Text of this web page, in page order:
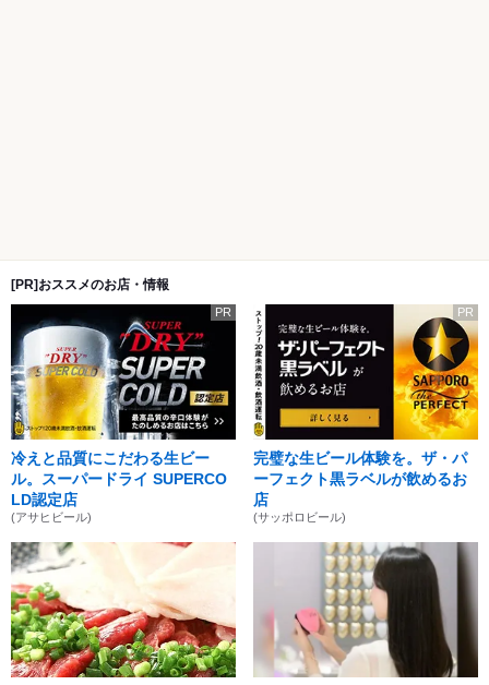
[PR]おススメのお店・情報
PR
冷えと品質にこだわる生ビー
ル。スーパードライ SUPERCO
LD認定店
(アサヒビール)
PR
完璧な生ビール体験を。ザ・パ
ーフェクト黒ラベルが飲めるお
店
(サッポロビール)